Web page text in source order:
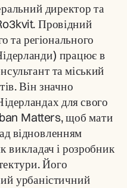
директор та
Провідний
та регіонального
працює в
та міський
Він значно
для свого
Matters, щоб мати
відновленням
викладач і розробник
Його
урбаністичний